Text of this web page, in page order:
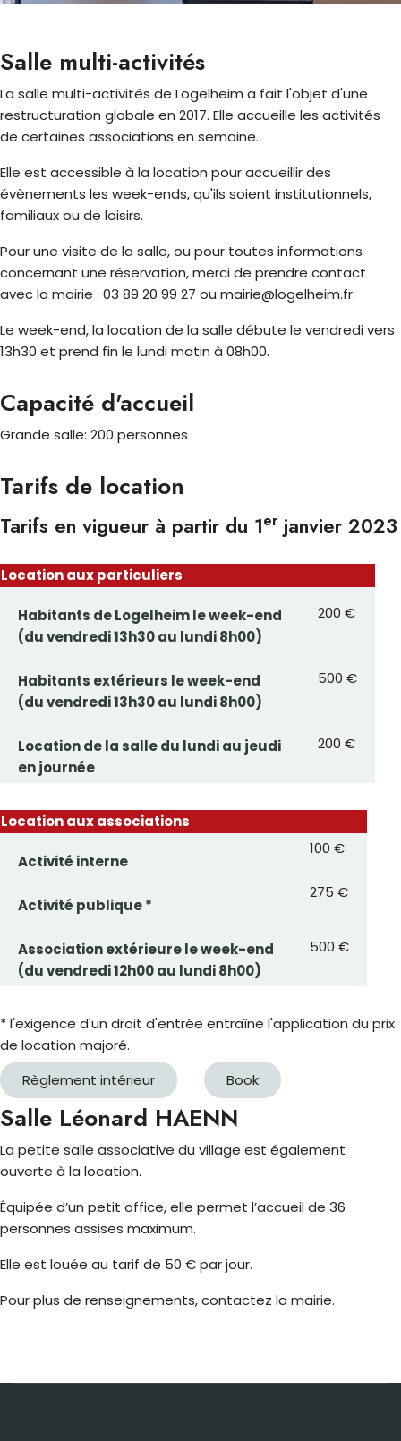
Salle multi-activités
La salle multi-activités de Logelheim a fait l'objet d'une
restructuration globale en 2017. Elle accueille les activités
de certaines associations en semaine.
Elle est accessible à la location pour accueillir des
évènements les week-ends, qu'ils soient institutionnels,
familiaux ou de loisirs.
Pour une visite de la salle, ou pour toutes informations
concernant une réservation, merci de prendre contact
avec la mairie : 03 89 20 99 27 ou mairie@logelheim.fr.
Le week-end, la location de la salle débute le vendredi vers
13h30 et prend fin le lundi matin à 08h00.
Capacité d'accueil
Grande salle: 200 personnes
Tarifs de location
Tarifs en vigueur à partir du 1erjanvier 2023
Location aux particuliers
Habitants de Logelheim le week-end
(du vendredi 13h30 au lundi 8h00)
200 €
Habitants extérieurs le week-end
(du vendredi 13h30 au lundi 8h00)
500 €
Location de la salle du lundi au jeudi
en journée
200 €
Location aux associations
Activité interne
100 €
Activité publique *
275 €
Association extérieure le week-end
(du vendredi 12h00 au lundi 8h00)
500 €
* l'exigence d'un droit d'entrée entraîne l'application du prix
de location majoré.
Règlement intérieur
Book
Salle Léonard HAENN
La petite salle associative du village est également
ouverte à la location.
Équipée d’un petit office, elle permet l’accueil de 36
personnes assises maximum.
Elle est louée au tarif de 50 € par jour.
Pour plus de renseignements, contactez la mairie.